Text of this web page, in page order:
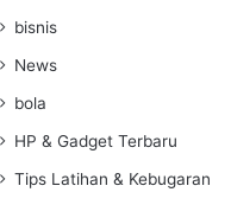
bisnis
News
bola
HP & Gadget Terbaru
Tips Latihan & Kebugaran